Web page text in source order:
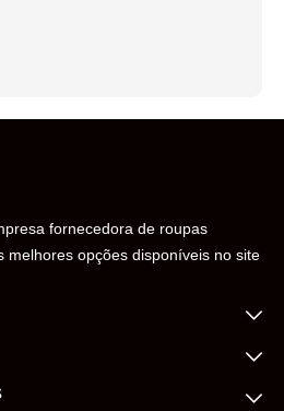
fornecedora de roupas
melhores opções disponíveis no site